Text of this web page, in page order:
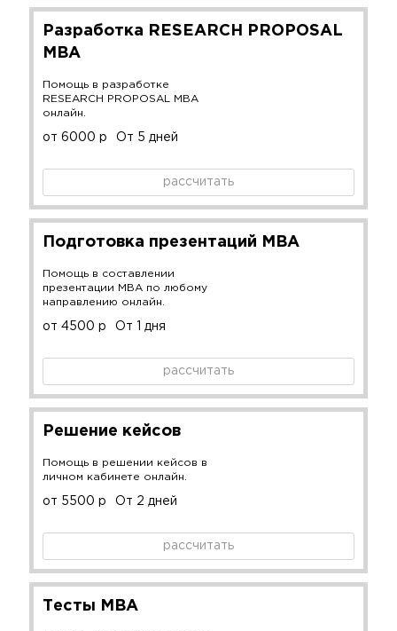
Разработка RESEARCH PROPOSAL
MBA
Помощь в разработке
RESEARCH PROPOSAL MBA
онлайн.
от 6000 р От 5 дней
рассчитать
Подготовка презентаций MBA
Помощь в составлении
презентации MBA по любому
направлению онлайн.
от 4500 р От 1 дня
рассчитать
Решение кейсов
Помощь в решении кейсов в
личном кабинете онлайн.
от 5500 р От 2 дней
рассчитать
Тесты MBA